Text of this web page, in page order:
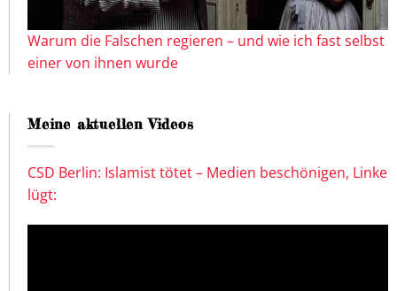
Warum die Falschen regieren – und wie ich fast selbst
einer von ihnen wurde
Meine aktuellen Videos
CSD Berlin: Islamist tötet – Medien beschönigen, Linke
lügt: